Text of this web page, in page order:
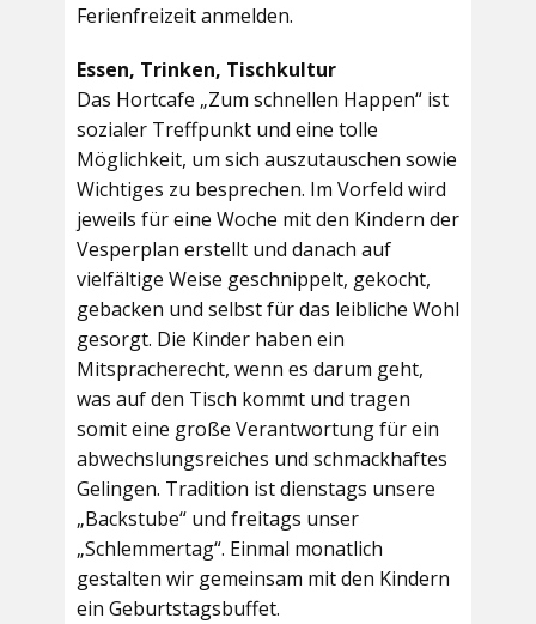
Ferienfreizeit anmelden.
Essen, Trinken, Tischkultur
Das Hortcafe „Zum schnellen Happen“ ist
sozialer Treffpunkt und eine tolle
Möglichkeit, um sich auszutauschen sowie
Wichtiges zu besprechen. Im Vorfeld wird
jeweils für eine Woche mit den Kindern der
Vesperplan erstellt und danach auf
vielfältige Weise geschnippelt, gekocht,
gebacken und selbst für das leibliche Wohl
gesorgt. Die Kinder haben ein
Mitspracherecht, wenn es darum geht,
was auf den Tisch kommt und tragen
somit eine große Verantwortung für ein
abwechslungsreiches und schmackhaftes
Gelingen. Tradition ist dienstags unsere
„Backstube“ und freitags unser
„Schlemmertag“. Einmal monatlich
gestalten wir gemeinsam mit den Kindern
ein Geburtstagsbuffet.